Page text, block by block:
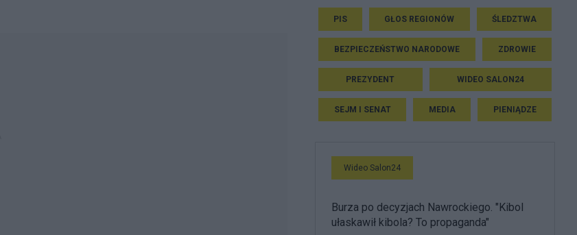
PIS GŁOS REGIONÓW ŚLEDZTWA
BEZPIECZEŃSTWO NARODOWE ZDROWIE
PREZYDENT WIDEO SALON24
SEJM I SENAT MEDIA PIENIĄDZE
Wideo Salon24
Burza po decyzjach Nawrockiego. "Kibol
ułaskawił kibola? To propaganda"